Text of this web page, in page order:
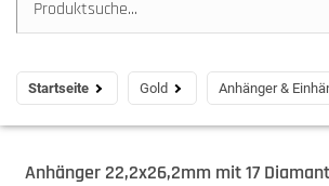
Startseite Gold Anhänger &
Anhänger 22,2x26,2mm mit 17